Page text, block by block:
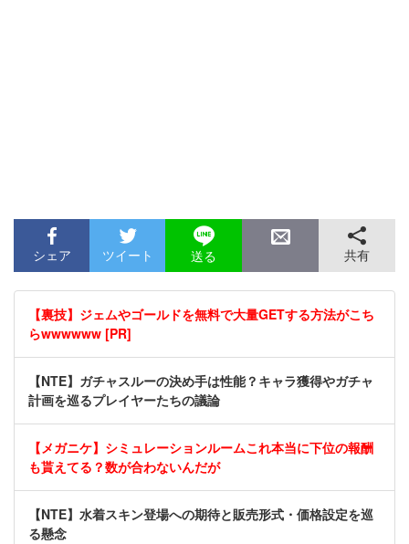
シェア ツイート 送る 共有
【裏技】ジェムやゴールドを無料で大量GETする方法がこち
らwwwwww [PR]
【NTE】ガチャスルーの決め手は性能？キャラ獲得やガチャ
計画を巡るプレイヤーたちの議論
【メガニケ】シミュレーションルームこれ本当に下位の報酬
も貰えてる？数が合わないんだが
【NTE】水着スキン登場への期待と販売形式・価格設定を巡
る懸念